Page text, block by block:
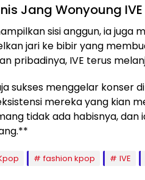
Jang Wonyoung
sisi anggun, ia juga
jari ke bibir yang
pribadinya, IVE terus
sukses menggelar konser
mereka yang kian
tidak ada habisnya, dan
fashion kpop IVE